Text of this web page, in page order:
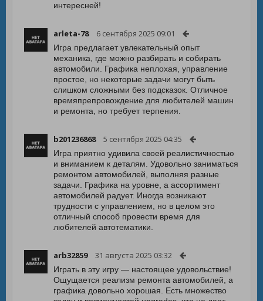
интересней!
arleta-78 6 сентября 2025 09:01
Игра предлагает увлекательный опыт
механика, где можно разбирать и собирать
автомобили. Графика неплохая, управление
простое, но некоторые задачи могут быть
слишком сложными без подсказок. Отличное
времяпрепровождение для любителей машин
и ремонта, но требует терпения.
b201236868 5 сентября 2025 04:35
Игра приятно удивила своей реалистичностью
и вниманием к деталям. Удовольно заниматься
ремонтом автомобилей, выполняя разные
задачи. Графика на уровне, а ассортимент
автомобилей радует. Иногда возникают
трудности с управлением, но в целом это
отличный способ провести время для
любителей автотематики.
arb32859 31 августа 2025 03:32
Играть в эту игру — настоящее удовольствие!
Ощущается реализм ремонта автомобилей, а
графика довольно хорошая. Есть множество